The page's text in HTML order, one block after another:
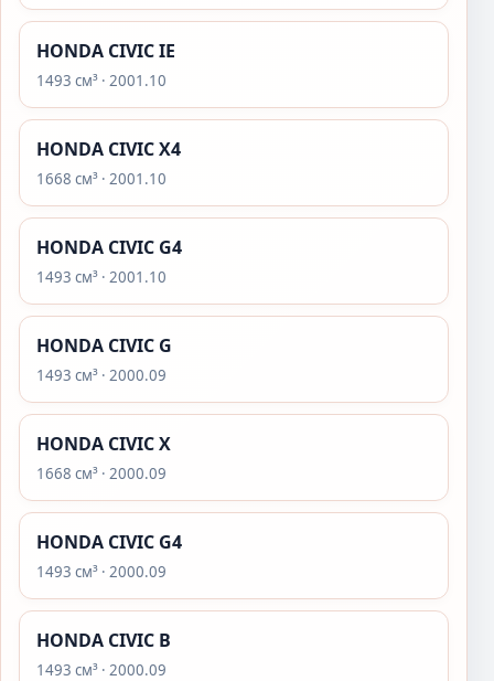
HONDA CIVIC IE
1493 см³ · 2001.10
HONDA CIVIC X4
1668 см³ · 2001.10
HONDA CIVIC G4
1493 см³ · 2001.10
HONDA CIVIC G
1493 см³ · 2000.09
HONDA CIVIC X
1668 см³ · 2000.09
HONDA CIVIC G4
1493 см³ · 2000.09
HONDA CIVIC B
1493 см³ · 2000.09